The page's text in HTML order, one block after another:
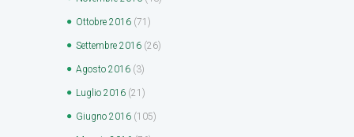
Ottobre 2016 (71)
Settembre 2016 (26)
Agosto 2016 (3)
Luglio 2016 (21)
Giugno 2016 (105)